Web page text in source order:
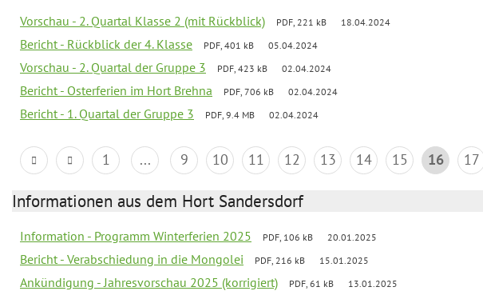
Vorschau - 2. Quartal Klasse 2 (mit Rückblick) PDF, 221 kB 18.04.2024
Bericht - Rückblick der 4. Klasse PDF, 401 kB 05.04.2024
Vorschau - 2. Quartal der Gruppe 3 PDF, 423 kB 02.04.2024
Bericht - Osterferien im Hort Brehna PDF, 706 kB 02.04.2024
Bericht - 1. Quartal der Gruppe 3 PDF, 9.4 MB 02.04.2024
1 ... 9 10 11 12 13 14 15 16 17
Informationen aus dem Hort Sandersdorf
Information - Programm Winterferien 2025 PDF, 106 kB 20.01.2025
Bericht - Verabschiedung in die Mongolei PDF, 216 kB 15.01.2025
Ankündigung - Jahresvorschau 2025 (korrigiert) PDF, 61 kB 13.01.2025